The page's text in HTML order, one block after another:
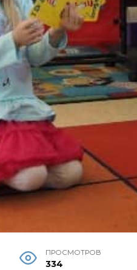
ПРОСМОТРОВ
334